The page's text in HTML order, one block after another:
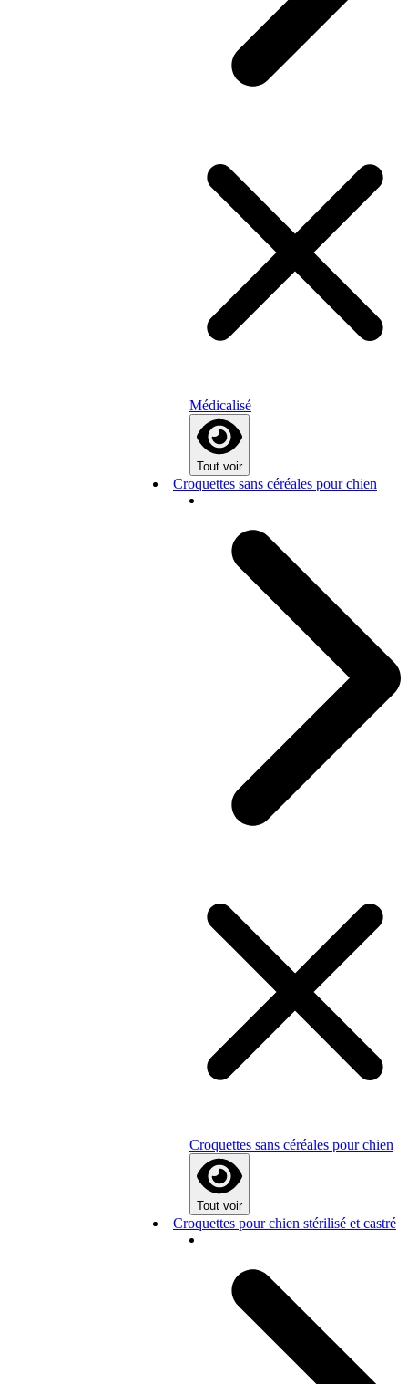
Médicalisé
Tout voir
Croquettes sans céréales pour chien
Croquettes sans céréales pour chien
Tout voir
Croquettes pour chien stérilisé et castré